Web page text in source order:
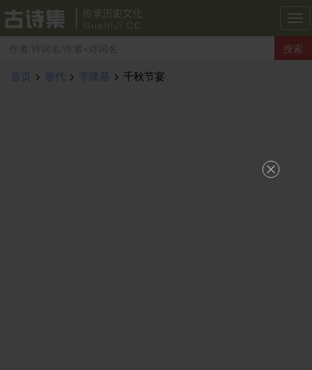
古
诗
集
搜索
首页 > 唐代 > 李隆基 > 千秋节宴